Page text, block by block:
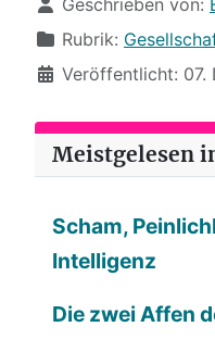
Rubrik:
Veröffentlicht: 07.
Meistgelesen
Scham,
Intelligenz
Die zwei Affen